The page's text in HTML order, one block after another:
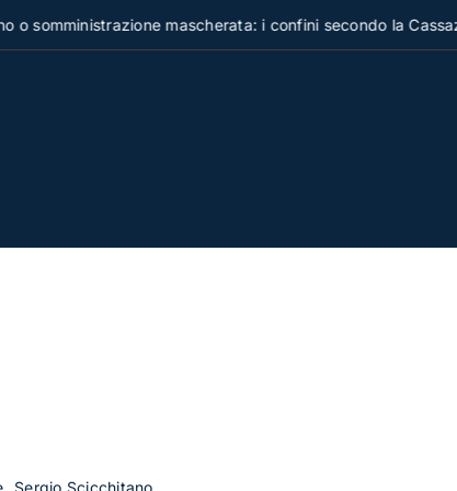
mascherata: i confini secondo la Cassazione
Sergio Scicchitano